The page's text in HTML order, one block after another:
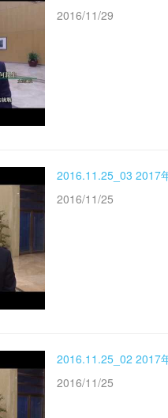
2016/11/29
2016.11.25_03 2017
2016/11/25
2016.11.25_02 2017
2016/11/25